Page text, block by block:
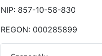
NIP: 857-10-58-830
REGON: 000285899